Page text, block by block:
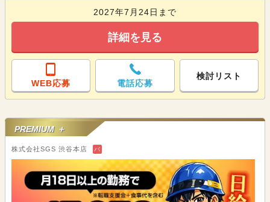
2027年7月24日まで
詳細を見る
WEB応募 電話応募
検討リスト
PREMIUM ＋
株式会社SGS 渋谷本店 バ